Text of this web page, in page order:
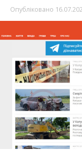
Опубліковано